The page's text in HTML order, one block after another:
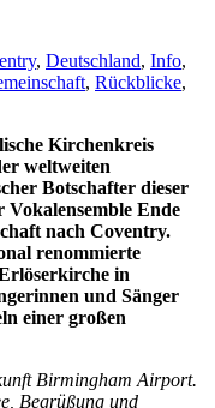
, Deutschland, Info,
, Rückblicke,
Kirchenkreis
weltweiten
Botschafter dieser
Vokalensemble Ende
nach Coventry.
renommierte
in
und Sänger
einer großen
Birmingham Airport.
Begrüßung und